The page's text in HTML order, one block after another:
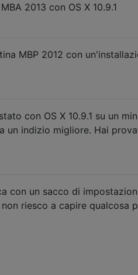
2013 con OS X 10.9.1
MBP 2012 con
con OS X 10.9.1 su un
un indizio migliore. Hai
con un sacco di
riesco a capire qualcosa